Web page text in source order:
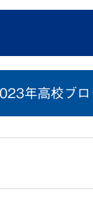
年高校ブロ